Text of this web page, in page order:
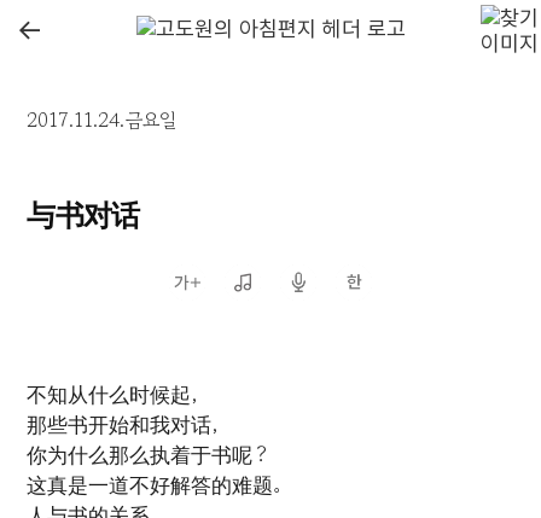
←
2017.11.24.금요일
与书对话
不知从什么时候起，
那些书开始和我对话，
你为什么那么执着于书呢？
这真是一道不好解答的难题。